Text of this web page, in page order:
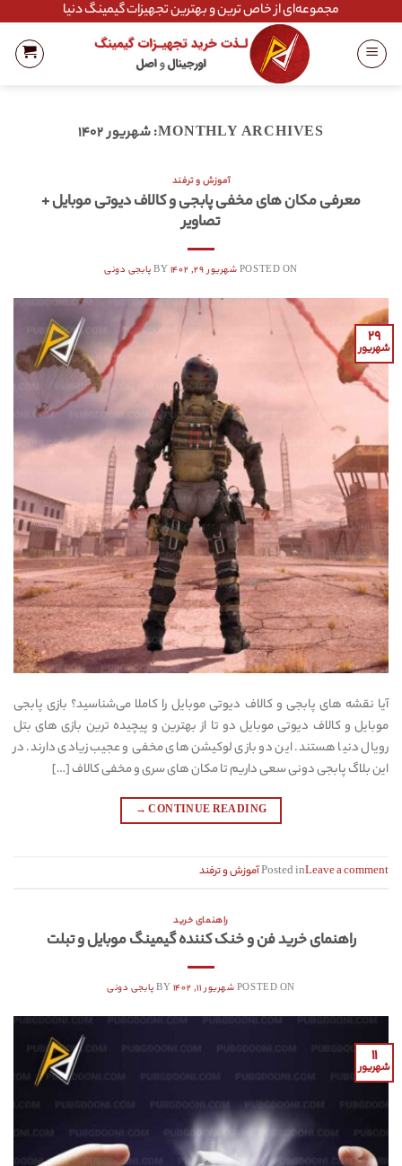
content
مجموعه‌ای از خاص ترین و بهترین تجهیزات گیمینگ دنیا
MONTHLY ARCHIVES: شهریور ۱۴۰۲
آموزش و ترفند
معرفی مکان های مخفی پابجی و کالاف دیوتی موبایل +
تصاویر
POSTED ONشهریور ۲۹, ۱۴۰۲ پابجی دونی
۲۹
شهریور
آیا نقشه های پابجی و کالاف دیوتی موبایل را کاملا می‌شناسید؟ بازی پابجی
موبایل و کالاف دیوتی موبایل دو تا از بهترین و پیچیده ترین بازی های بتل
رویال دنیا هستند. این دو بازی لوکیشن های مخفی و عجیب زیادی دارند. در
این بلاگ پابجی دونی سعی داریم تا مکان های سری و مخفی کالاف […]
CONTINUE READING
→
Posted inآموزش و ترفند Leave a comment
راهنمای خرید
راهنمای خرید فن و خنک کننده گیمینگ موبایل و تبلت
POSTED ONشهریور ۱۱, ۱۴۰۲ پابجی دونی
۱۱
شهریور